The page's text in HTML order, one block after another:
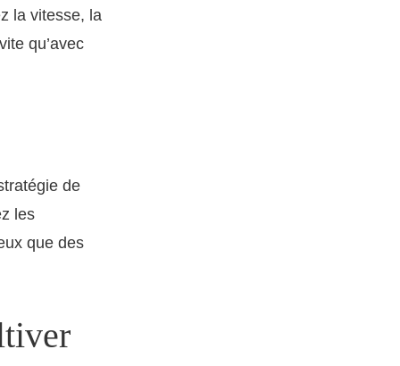
la vitesse, la
qu’avec
de
les
que des